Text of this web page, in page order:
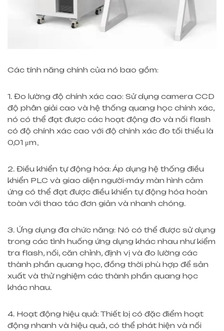
Các tính năng chính của nó bao gồm:
1. Đo lường độ chính xác cao: Sử dụng camera CCD
độ phân giải cao và hệ thống quang học chính xác,
nó có thể đạt được các hoạt động đo và nối flash
có độ chính xác cao với độ chính xác đo tối thiểu là
0,01 μm。
2. Điều khiển tự động hóa: Áp dụng hệ thống điều
khiển PLC và giao diện người-máy màn hình cảm
ứng có thể đạt được điều khiển tự động hóa hoàn
toàn với thao tác đơn giản và nhanh chóng.
3. Ứng dụng đa chức năng: Nó có thể được sử dụng
trong các tình huống ứng dụng khác nhau như kiểm
tra flash, nối, căn chỉnh, định vị và đo lường các
thành phần quang học, đồng thời phù hợp để sản
xuất và thử nghiệm các thành phần quang học
khác nhau.
4. Hoạt động hiệu quả: Thiết bị có đặc điểm hoạt
động nhanh và hiệu quả, có thể phát hiện và nối